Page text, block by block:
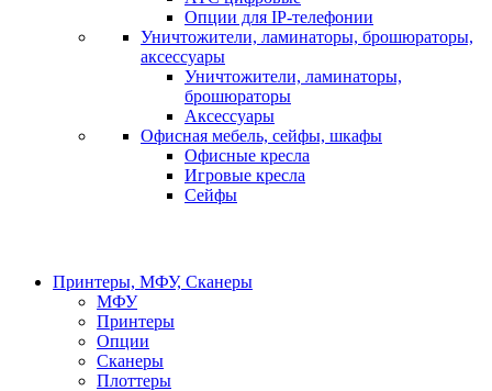
Опции для IP-телефонии
Уничтожители, ламинаторы, брошюраторы,
аксессуары
Уничтожители, ламинаторы,
брошюраторы
Аксессуары
Офисная мебель, сейфы, шкафы
Офисные кресла
Игровые кресла
Сейфы
Принтеры, МФУ, Сканеры
МФУ
Принтеры
Опции
Сканеры
Плоттеры